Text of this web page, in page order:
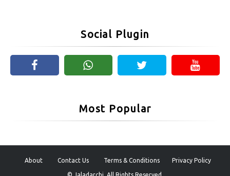
Social Plugin
Most Popular
About Contact Us Terms & Conditions Privacy Policy